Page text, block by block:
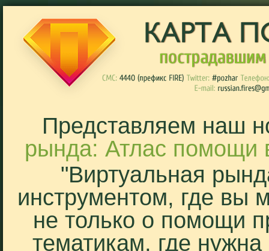
Представляем наш
рында: Атлас помощи
"Виртуальная
инструментом, где вы
не только о помощи
тематикам, где